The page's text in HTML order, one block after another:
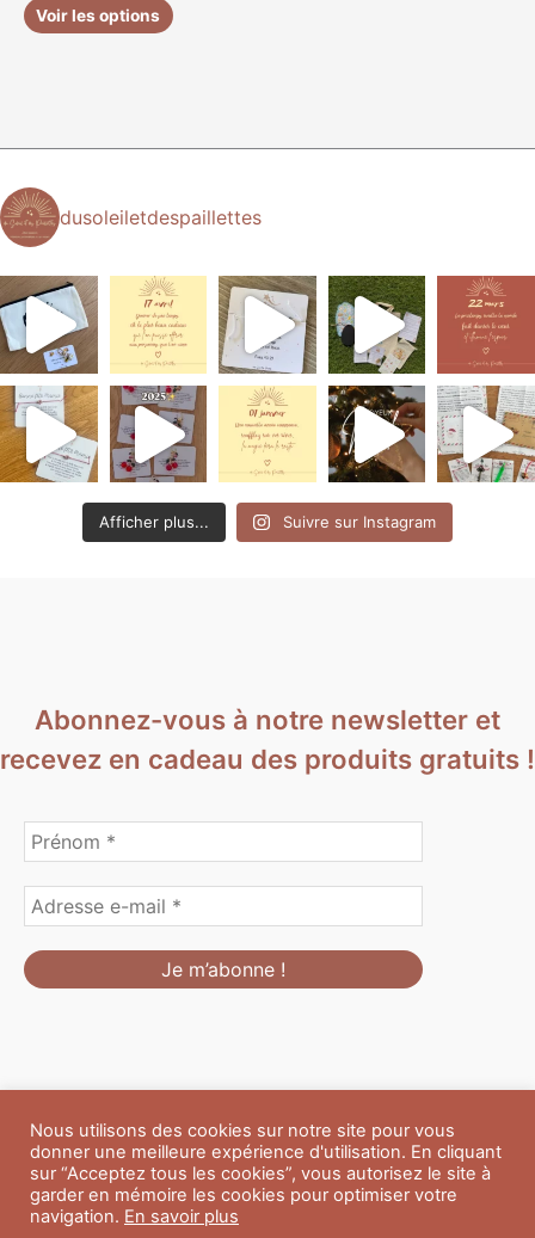
Voir les options
dusoleiletdespaillettes
Afficher plus... Suivre sur Instagram
Abonnez-vous à notre newsletter et
recevez en cadeau des produits gratuits !
Formulaire de personnalisation Contact
Boutique
Blog
CGV
Mentions Légales
Politique de confidentialité
A propos
Copyright © 2026 Du Soleil et des Paillettes
Nous utilisons des cookies sur notre site pour vous
donner une meilleure expérience d'utilisation. En cliquant
sur “Acceptez tous les cookies”, vous autorisez le site à
garder en mémoire les cookies pour optimiser votre
navigation. En savoir plus